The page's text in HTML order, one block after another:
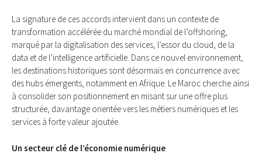
La signature de ces accords intervient dans un contexte de
transformation accélérée du marché mondial de l’offshoring,
marqué par la digitalisation des services, l’essor du cloud, de la
data et de l’intelligence artificielle. Dans ce nouvel environnement,
les destinations historiques sont désormais en concurrence avec
des hubs émergents, notamment en Afrique. Le Maroc cherche ainsi
à consolider son positionnement en misant sur une offre plus
structurée, davantage orientée vers les métiers numériques et les
services à forte valeur ajoutée.
Un secteur clé de l’économie numérique